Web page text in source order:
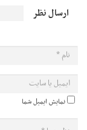
ارسال نظر
نمایش ایمیل شما